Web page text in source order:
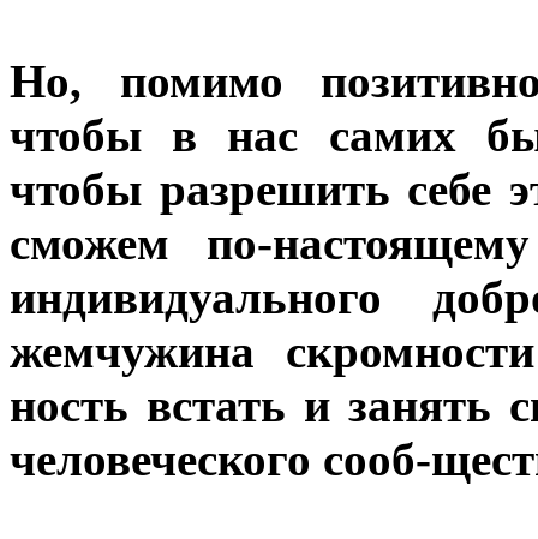
Но, помимо
чтобы в нас самих
чтобы разрешить себе
сможем по-
индивидуального
жемчужина
ность встать и занять
человеческого сооб-